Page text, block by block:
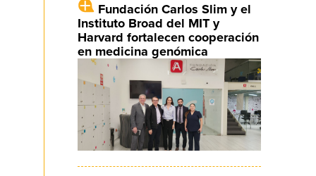
Fundación Carlos Slim y el
Instituto Broad del MIT y
Harvard fortalecen cooperación
en medicina genómica